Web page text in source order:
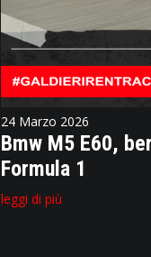
24 Marzo 2026
Bmw M5 E60,
Formula 1
leggi di più